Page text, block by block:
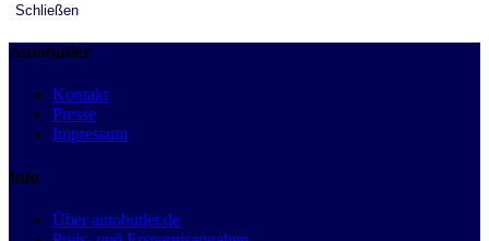
Schließen
Autobutler
Kontakt
Presse
Impressum
Info
Über autobutler.de